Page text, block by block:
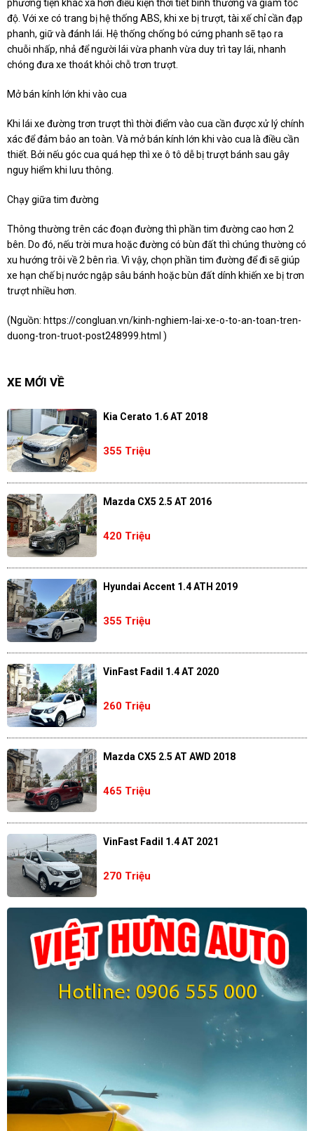
phương tiện khác xa hơn điều kiện thời tiết bình thường và giảm tốc
độ. Với xe có trang bị hệ thống ABS, khi xe bị trượt, tài xế chỉ cần đạp
phanh, giữ và đánh lái. Hệ thống chống bó cứng phanh sẽ tạo ra
chuỗi nhấp, nhả để người lái vừa phanh vừa duy trì tay lái, nhanh
chóng đưa xe thoát khỏi chỗ trơn trượt.
Mở bán kính lớn khi vào cua
Khi lái xe đường trơn trượt thì thời điểm vào cua cần được xử lý chính
xác để đảm bảo an toàn. Và mở bán kính lớn khi vào cua là điều cần
thiết. Bởi nếu góc cua quá hẹp thì xe ô tô dễ bị trượt bánh sau gây
nguy hiểm khi lưu thông.
Chạy giữa tim đường
Thông thường trên các đoạn đường thì phần tim đường cao hơn 2
bên. Do đó, nếu trời mưa hoặc đường có bùn đất thì chúng thường có
xu hướng trôi về 2 bên rìa. Vì vậy, chọn phần tim đường để đi sẽ giúp
xe hạn chế bị nước ngập sâu bánh hoặc bùn đất dính khiến xe bị trơn
trượt nhiều hơn.
(Nguồn: https://congluan.vn/kinh-nghiem-lai-xe-o-to-an-toan-tren-
duong-tron-truot-post248999.html )
XE MỚI VỀ
Kia Cerato 1.6 AT 2018
355 Triệu
Mazda CX5 2.5 AT 2016
420 Triệu
Hyundai Accent 1.4 ATH 2019
355 Triệu
VinFast Fadil 1.4 AT 2020
260 Triệu
Mazda CX5 2.5 AT AWD 2018
465 Triệu
VinFast Fadil 1.4 AT 2021
270 Triệu